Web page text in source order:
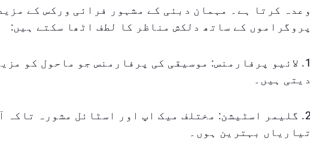
وعدہ کرتا ہے۔ مہمان دبئی کے مشہور فرائی ورکس کے
پروگراموں کے ساتھ دلکش مناظر کا لطف اٹھا سکتے ہیں:
1. لائیو پرفارمنس: موسیقی کی پرفارمنس جو ماحول کو
دیتی ہیں۔
2. گلیمر اسٹیشن: مختلف میک اپ اور اسٹائل مشورہ تاکہ
تیاریاں بہترین ہوں۔